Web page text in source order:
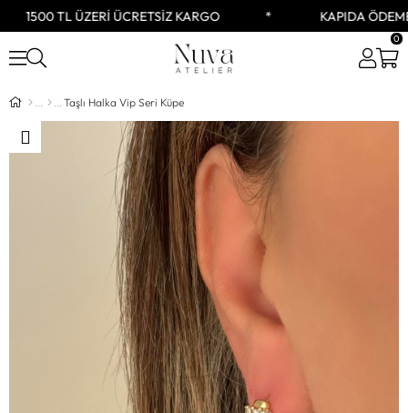
1500 TL ÜZERİ ÜCRETSİZ KARGO KAPIDA ÖDEME
0
Taşlı Halka Vip Seri Küpe